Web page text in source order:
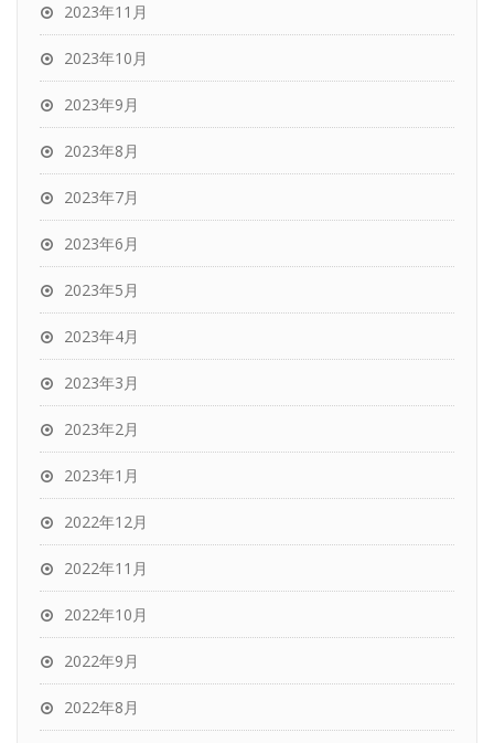
2023年11月
2023年10月
2023年9月
2023年8月
2023年7月
2023年6月
2023年5月
2023年4月
2023年3月
2023年2月
2023年1月
2022年12月
2022年11月
2022年10月
2022年9月
2022年8月